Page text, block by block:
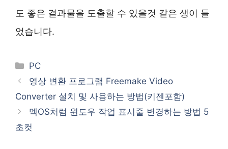
도 좋은 결과물을 도출할 수 있을것 같은 생이 들
었습니다.
카
테
고
리
PC
영상 변환 프로그램 Freemake Video
Converter 설치 및 사용하는 방법(키젠포함)
멕OS처럼 윈도우 작업 표시줄 변경하는 방법 5
초컷